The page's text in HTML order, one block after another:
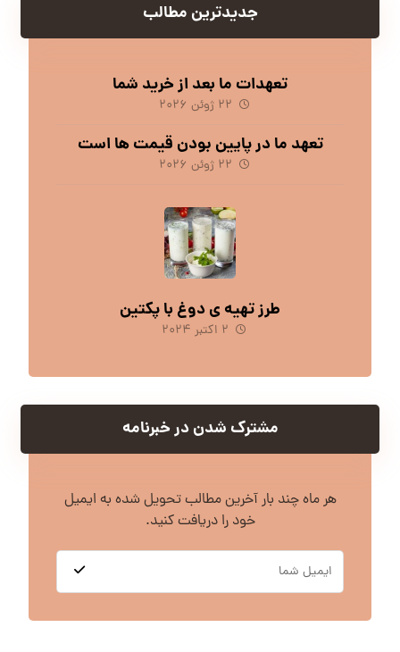
جدیدترین مطالب
تعهدات ما بعد از خرید شما
۲۲ ژوئن ۲۰۲۶
تعهد ما در پایین بودن قیمت ها است
۲۲ ژوئن ۲۰۲۶
طرز تهیه ی دوغ با پکتین
۲ اکتبر ۲۰۲۴
مشترک شدن در خبرنامه
هر ماه چند بار آخرین مطالب تحویل شده به ایمیل
خود را دریافت کنید.